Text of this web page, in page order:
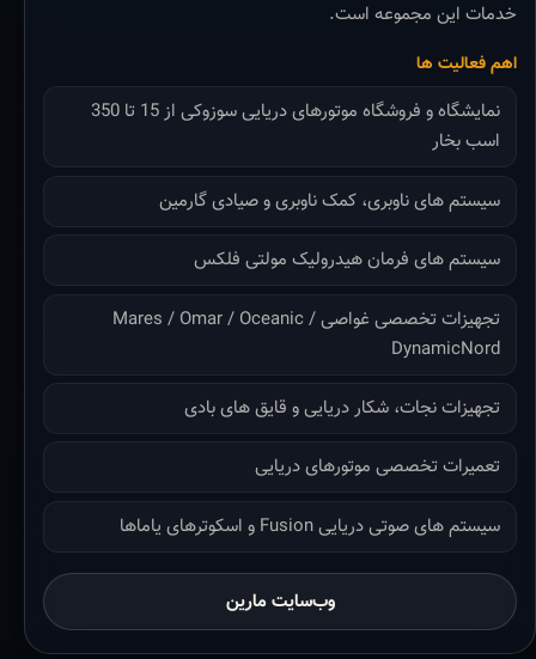
خدمات این مجموعه است.
اهم فعالیت ها
نمایشگاه و فروشگاه موتورهای دریایی سوزوکی از 15 تا 350
اسب بخار
سیستم های ناوبری، کمک ناوبری و صیادی گارمین
سیستم های فرمان هیدرولیک مولتی فلکس
تجهیزات تخصصی غواصی Mares / Omar / Oceanic /
DynamicNord
تجهیزات نجات، شکار دریایی و قایق های بادی
تعمیرات تخصصی موتورهای دریایی
سیستم های صوتی دریایی Fusion و اسکوترهای یاماها
وب‌سایت مارین